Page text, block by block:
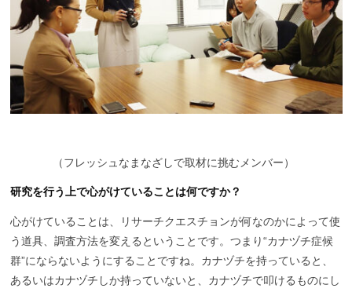
（フレッシュなまなざしで取材に挑むメンバー）
研究を行う上で心がけていることは何ですか？
心がけていることは、リサーチクエスチョンが何なのかによって使
う道具、調査方法を変えるということです。つまり“カナヅチ症候
群”にならないようにすることですね。カナヅチを持っていると、
あるいはカナヅチしか持っていないと、カナヅチで叩けるものにし